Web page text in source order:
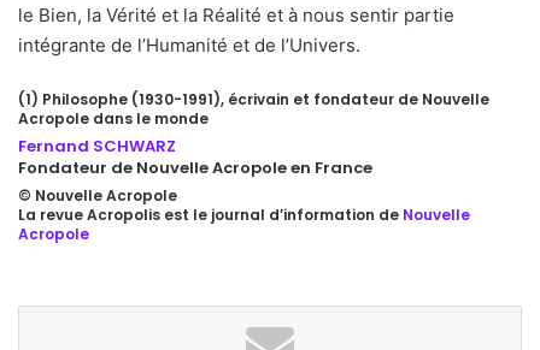
le Bien, la Vérité et la Réalité et à nous sentir partie
intégrante de l’Humanité et de l’Univers.
(1) Philosophe (1930-1991), écrivain et fondateur de Nouvelle
Acropole dans le monde
Fernand SCHWARZ
Fondateur de Nouvelle Acropole en France
© Nouvelle Acropole
La revue Acropolis est le journal d’information de Nouvelle
Acropole